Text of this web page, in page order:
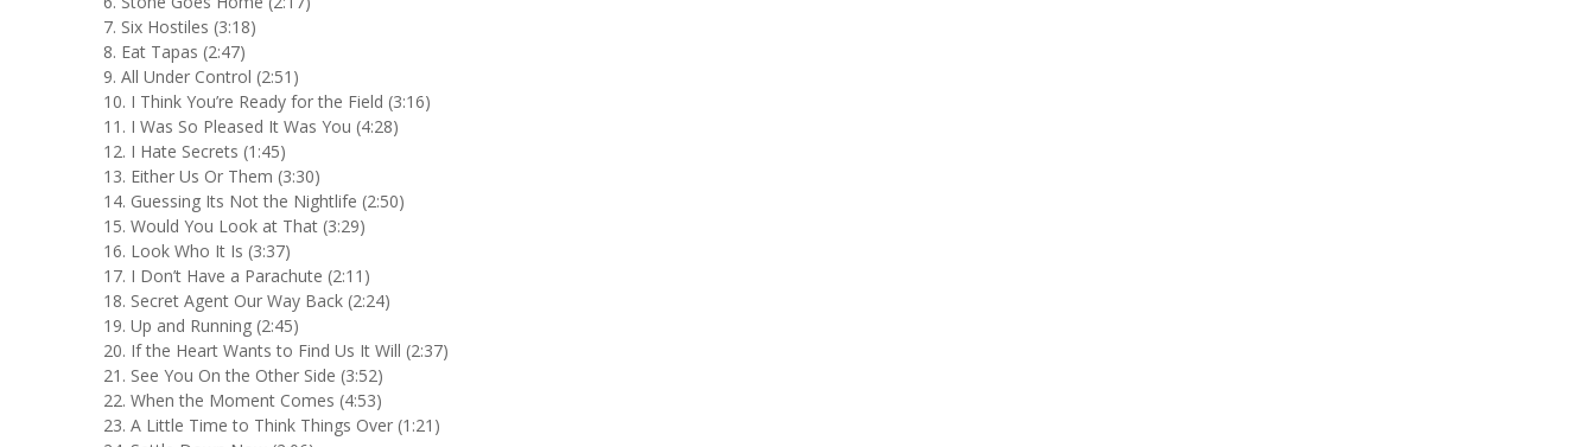
7. Six Hostiles (3:18)
8. Eat Tapas (2:47)
9. All Under Control (2:51)
10. I Think You’re Ready for the Field (3:16)
11. I Was So Pleased It Was You (4:28)
12. I Hate Secrets (1:45)
13. Either Us Or Them (3:30)
14. Guessing Its Not the Nightlife (2:50)
15. Would You Look at That (3:29)
16. Look Who It Is (3:37)
17. I Don’t Have a Parachute (2:11)
18. Secret Agent Our Way Back (2:24)
19. Up and Running (2:45)
20. If the Heart Wants to Find Us It Will (2:37)
21. See You On the Other Side (3:52)
22. When the Moment Comes (4:53)
23. A Little Time to Think Things Over (1:21)